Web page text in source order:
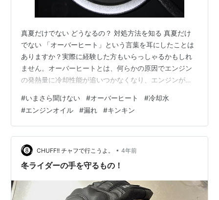
真夏だけでない どうなるの？ 対処方法を知る 真夏だけ
でない 「オーバーヒート」という言葉を耳にしたことは
ありますか？実際に経験した方もいらっしゃるかもしれ
ません。オーバーヒートとは、何らかの原因でエンジン
の発熱量に冷却性能が追いつかなくなり、エンジンが高
ではありますが、その性質上気温の高い夏に多発する傾
向があります。 どうなるの？ 字面からなんとなく想像は
つきますよね。では、オーバーヒート状態になるとクル
マにはどのような現象が発生するのでしょうか。エンジ
ンが正常な状態であれば、水温計は「C（Cool）」と
「H（Hot）」の真ん中のあたりを指し…
#いまさら聞けない #オーバーヒート #冷却水
#エンジンオイル #漏れ #キンキン
CHUFF!! チャフで行こうよ。 • 4年前
冬ライダーの手を守るもの！